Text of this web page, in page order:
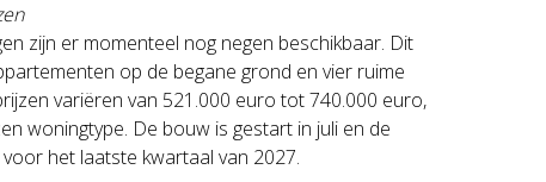
zijn er momenteel nog negen beschikbaar. Dit
op de begane grond en vier ruime
variëren van 521.000 euro tot 740.000 euro,
woningtype. De bouw is gestart in juli en de
het laatste kwartaal van 2027.